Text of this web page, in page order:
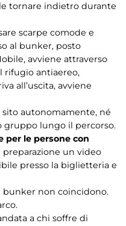
tornare indietro durante
scarpe comode e
al bunker, posto
avviene attraverso
rifugio antiaereo,
all’uscita, avviene
autonomamente, né
gruppo lungo il percorso.
per le persone con
un video
presso la biglietteria e
bunker non coincidono.
a chi soffre di